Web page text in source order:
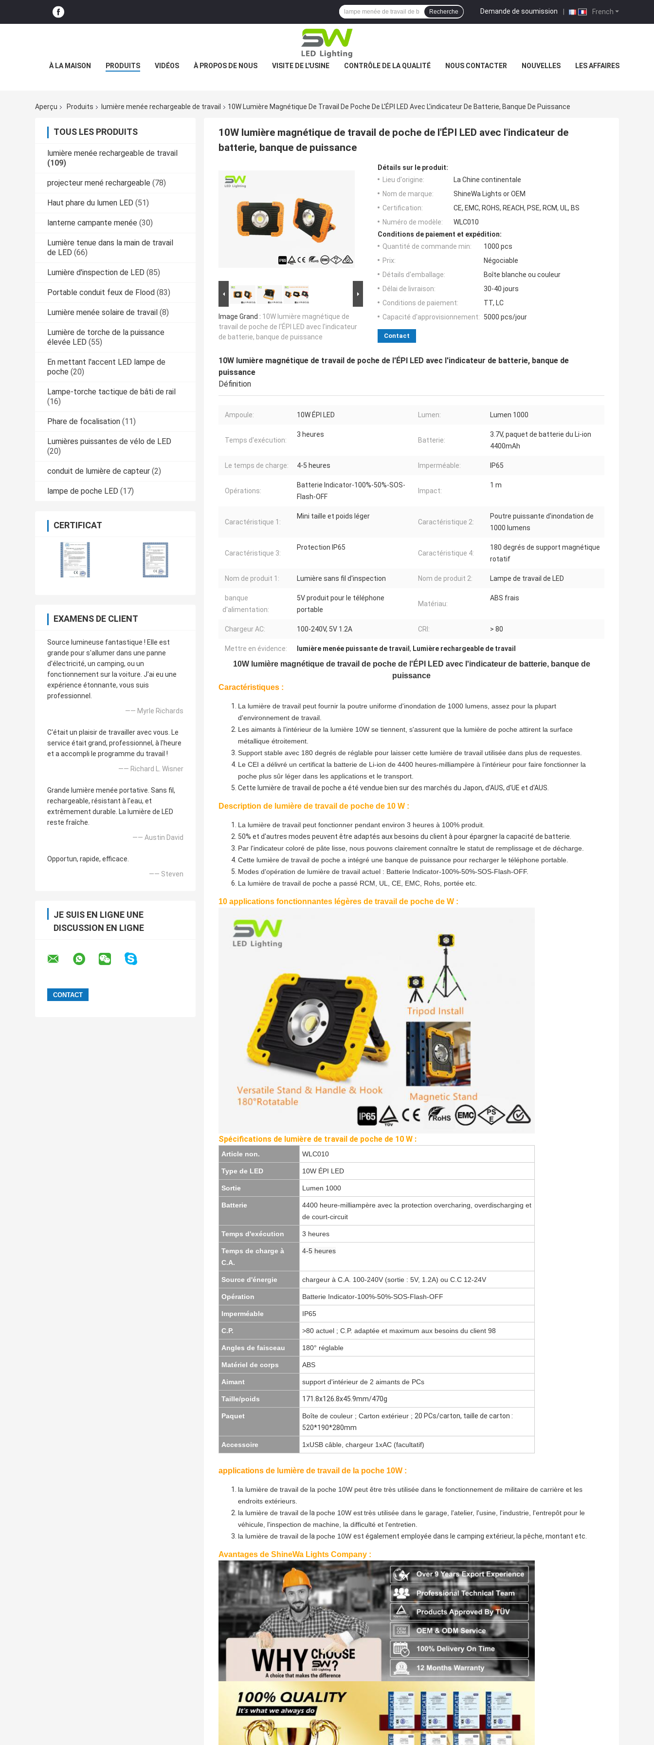
French
Demande de soumission |
Recherche
À LA MAISON PRODUITS VIDÉOS À PROPOS DE NOUS VISITE DE L'USINE CONTRÔLE DE LA QUALITÉ NOUS CONTACTER NOUVELLES LES AFFAIRES
Aperçu Produits lumière menée rechargeable de travail 10W Lumière Magnétique De Travail De Poche De L'ÉPI LED Avec L'indicateur De Batterie, Banque De Puissance
TOUS LES PRODUITS
lumière menée rechargeable de travail
(109)
projecteur mené rechargeable (78)
Haut phare du lumen LED (51)
lanterne campante menée (30)
Lumière tenue dans la main de travail
de LED (66)
Lumière d'inspection de LED (85)
Portable conduit feux de Flood (83)
Lumière menée solaire de travail (8)
Lumière de torche de la puissance
élevée LED (55)
En mettant l'accent LED lampe de
poche (20)
Lampe-torche tactique de bâti de rail
(16)
Phare de focalisation (11)
Lumières puissantes de vélo de LED
(20)
conduit de lumière de capteur (2)
lampe de poche LED (17)
CERTIFICAT
EXAMENS DE CLIENT
Source lumineuse fantastique ! Elle est
grande pour s'allumer dans une panne
d'électricité, un camping, ou un
fonctionnement sur la voiture. J'ai eu une
expérience étonnante, vous suis
professionnel.
—— Myrle Richards
C'était un plaisir de travailler avec vous. Le
service était grand, professionnel, à l'heure
et a accompli le programme du travail !
—— Richard L. Wisner
Grande lumière menée portative. Sans fil,
rechargeable, résistant à l'eau, et
extrêmement durable. La lumière de LED
reste fraîche.
—— Austin David
Opportun, rapide, efficace.
—— Steven
JE SUIS EN LIGNE UNE
DISCUSSION EN LIGNE
10W lumière magnétique de travail de poche de l'ÉPI LED avec l'indicateur de
batterie, banque de puissance
Image Grand : 10W lumière magnétique de
travail de poche de l'ÉPI LED avec l'indicateur
de batterie, banque de puissance
Détails sur le produit:
Lieu d'origine:
La Chine continentale
Nom de marque:
ShineWa Lights or OEM
Certification:
CE, EMC, ROHS, REACH, PSE, RCM, UL, BS
Numéro de modèle:
WLC010
Conditions de paiement et expédition:
Quantité de commande min:
1000 pcs
Prix:
Négociable
Détails d'emballage:
Boîte blanche ou couleur
Délai de livraison:
30-40 jours
Conditions de paiement:
TT, LC
Capacité d'approvisionnement:
5000 pcs/jour
Contact
10W lumière magnétique de travail de poche de l'ÉPI LED avec l'indicateur de batterie, banque de
puissance
Définition
Ampoule: 10W ÉPI LED Lumen: Lumen 1000
Temps d'exécution:
3 heures
Batterie:
3.7V, paquet de batterie du Li-ion
4400mAh
Le temps de charge: 4-5 heures Imperméable: IP65
Opérations:
Batterie Indicator-100%-50%-SOS-
Flash-OFF
Impact:
1 m
Caractéristique 1:
Mini taille et poids léger
Caractéristique 2:
Poutre puissante d'inondation de
1000 lumens
Caractéristique 3:
Protection IP65
Caractéristique 4:
180 degrés de support magnétique
rotatif
Nom de produit 1: Lumière sans fil d'inspection Nom de produit 2: Lampe de travail de LED
banque
d'alimentation:
5V produit pour le téléphone
portable
Matériau:
ABS frais
Chargeur AC: 100-240V, 5V 1.2A CRI: > 80
Mettre en évidence: lumière menée puissante de travail , Lumière rechargeable de travail
10W lumière magnétique de travail de poche de l'ÉPI LED avec l'indicateur de batterie, banque de
puissance
Caractéristiques :
La lumière de travail peut fournir la poutre uniforme d'inondation de 1000 lumens, assez pour la plupart
d'environnement de travail.
Les aimants à l'intérieur de la lumière 10W se tiennent, s'assurent que la lumière de poche attirent la surface
métallique étroitement.
Support stable avec 180 degrés de réglable pour laisser cette lumière de travail utilisée dans plus de requestes.
Le CEI a délivré un certificat la batterie de Li-ion de 4400 heures-milliampère à l'intérieur pour faire fonctionner la
poche plus sûr léger dans les applications et le transport.
Cette lumière de travail de poche a été vendue bien sur des marchés du Japon, d'AUS, d'UE et d'AUS.
Description de lumière de travail de poche de 10 W :
La lumière de travail peut fonctionner pendant environ 3 heures à 100% produit.
50% et d'autres modes peuvent être adaptés aux besoins du client à pour épargner la capacité de batterie.
Par l'indicateur coloré de pâte lisse, nous pouvons clairement connaître le statut de remplissage et de décharge.
Cette lumière de travail de poche a intégré une banque de puissance pour recharger le téléphone portable.
Modes d'opération de lumière de travail actuel : Batterie Indicator-100%-50%-SOS-Flash-OFF.
La lumière de travail de poche a passé RCM, UL, CE, EMC, Rohs, portée etc.
10 applications fonctionnantes légères de travail de poche de W :
Spécifications de lumière de travail de poche de 10 W :
Article non. WLC010
Type de LED 10W ÉPI LED
Sortie Lumen 1000
Batterie
4400 heure-milliampère avec la protection overcharing, overdischarging et
de court-circuit
Temps d'exécution 3 heures
Temps de charge à
C.A.
4-5 heures
Source d'énergie chargeur à C.A. 100-240V (sortie : 5V, 1.2A) ou C.C 12-24V
Opération Batterie Indicator-100%-50%-SOS-Flash-OFF
Imperméable IP65
C.P. >80 actuel ; C.P. adaptée et maximum aux besoins du client 98
Angles de faisceau 180° réglable
Matériel de corps ABS
Aimant support d'intérieur de 2 aimants de PCs
Taille/poids 171.8x126.8x45.9mm/470g
Paquet Boîte de couleur ; Carton extérieur ; 20 PCs/carton, taille de carton :
520*190*280mm
Accessoire 1xUSB câble, chargeur 1xAC (facultatif)
applications de lumière de travail de la poche 10W :
la lumière de travail de la poche 10W peut être très utilisée dans le fonctionnement de militaire de carrière et les
endroits extérieurs.
la lumière de travail de la poche 10W esttrès utilisée dans le garage, l'atelier, l'usine, l'industrie, l'entrepôt pour le
véhicule, l'inspection de machine, la difficulté et l'entretien.
la lumière de travail de la poche 10W est également employée dans le camping extérieur, la pêche, montant etc.
Avantages de ShineWa Lights Company :